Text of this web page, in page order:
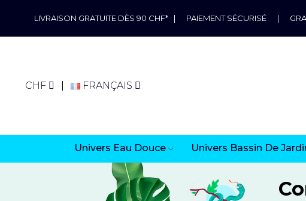
LIVRAISON GRATUITE DÈS 90 CHF* | PAIEMENT SÉCURISÉ |
CHF FRANÇAIS
Univers Eau Douce Univers Bassin De